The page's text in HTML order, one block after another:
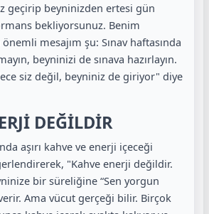
geçirip beyninizden ertesi gün
bekliyorsunuz. Benim
mesajım şu: Sınav haftasında
beyninizi de sınava hazırlayın.
siz değil, beyniniz de giriyor" diye
DEĞİLDİR
aşırı kahve ve enerji içeceği
"Kahve enerji değildir.
bir süreliğine “Sen yorgun
Ama vücut gerçeği bilir. Birçok